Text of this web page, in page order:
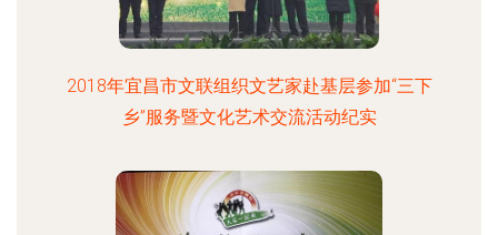
2018年宜昌市文联组织文艺家赴基层参加“三下
乡”服务暨文化艺术交流活动纪实